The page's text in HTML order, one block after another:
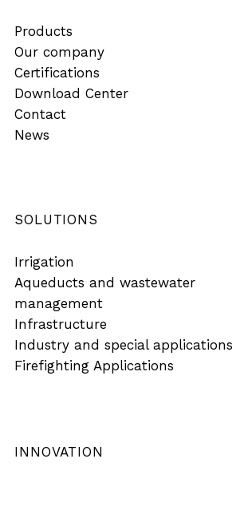
Products
Our company
Certifications
Download Center
Contact
News
SOLUTIONS
Irrigation
Aqueducts and wastewater
management
Infrastructure
Industry and special applications
Firefighting Applications
INNOVATION